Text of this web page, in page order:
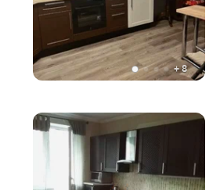
+8